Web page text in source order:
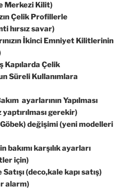
Merkezi Kilit)
Çelik Profillerle
hırsız savar)
İkinci Emniyet Kilitlerinin
Kapılarda Çelik
Süreli Kullanımlara
ayarlarının Yapılması
gerekir)
değişimi (yeni modelleri
bakımı karşılık ayarları
için)
Satışı (deco,kale kapı satış)
alarm)